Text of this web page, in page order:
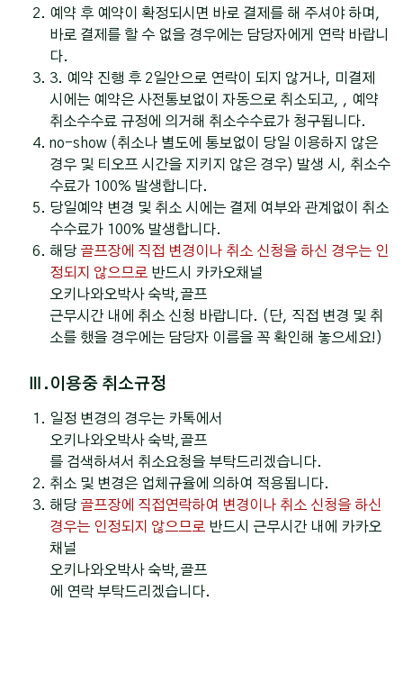
예약 후 예약이 확정되시면 바로 결제를 해 주셔야 하며,
바로 결제를 할 수 없을 경우에는 담당자에게 연락 바랍니
다.
3. 예약 진행 후 2일안으로 연락이 되지 않거나, 미결제
시에는 예약은 사전통보없이 자동으로 취소되고, , 예약
취소수수료 규정에 의거해 취소수수료가 청구됩니다.
no-show (취소나 별도에 통보없이 당일 이용하지 않은
경우 및 티오프 시간을 지키지 않은 경우) 발생 시, 취소수
수료가 100% 발생합니다.
당일예약 변경 및 취소 시에는 결제 여부와 관계없이 취소
수수료가 100% 발생합니다.
해당 골프장에 직접 변경이나 취소 신청을 하신 경우는 인
정되지 않으므로 반드시 카카오채널
오키나와오박사 숙박,골프
근무시간 내에 취소 신청 바랍니다. (단, 직접 변경 및 취
소를 했을 경우에는 담당자 이름을 꼭 확인해 놓으세요!)
Ⅲ.이용중 취소규정
일정 변경의 경우는 카톡에서
오키나와오박사 숙박,골프
를 검색하셔서 취소요청을 부탁드리겠습니다.
취소 및 변경은 업체규율에 의하여 적용됩니다.
해당 골프장에 직접연락하여 변경이나 취소 신청을 하신
경우는 인정되지 않으므로 반드시 근무시간 내에 카카오
채널
오키나와오박사 숙박,골프
에 연락 부탁드리겠습니다.